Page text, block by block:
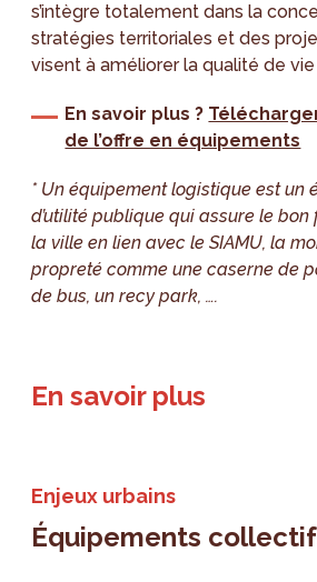
s’intègre totalement dans la
stratégies territoriales et des
visent à améliorer la qualité de
En savoir plus ?
de l’offre en équipements
* Un équipement logistique est un
d’utilité publique qui assure le
la ville en lien avec le SIAMU, la
propreté comme une caserne de
de bus, un recy park, ….
En savoir plus
Enjeux urbains
Équipements